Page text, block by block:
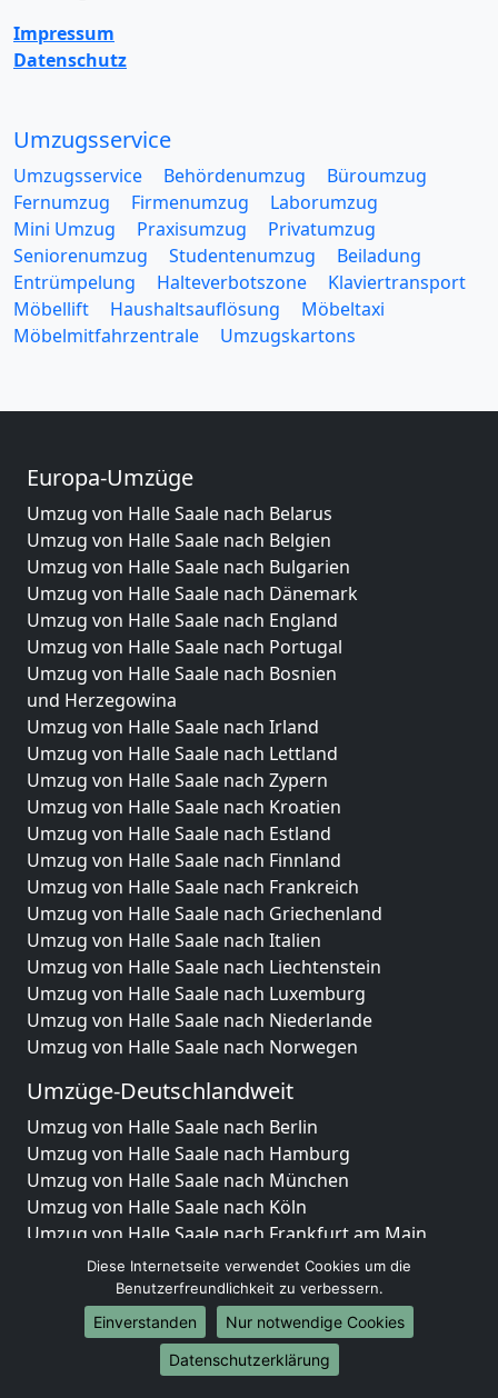
Impressum
Datenschutz
Umzugsservice
Umzugsservice Behördenumzug
Büroumzug
Fernumzug
Firmenumzug
Laborumzug
Mini Umzug
Praxisumzug
Privatumzug
Seniorenumzug
Studentenumzug
Beiladung
Entrümpelung
Halteverbotszone
Klaviertransport
Möbellift
Haushaltsauflösung
Möbeltaxi
Möbelmitfahrzentrale
Umzugskartons
Europa-Umzüge
Umzug von Halle Saale nach Belarus
Umzug von Halle Saale nach Belgien
Umzug von Halle Saale nach Bulgarien
Umzug von Halle Saale nach Dänemark
Umzug von Halle Saale nach England
Umzug von Halle Saale nach Portugal
Umzug von Halle Saale nach Bosnien
und Herzegowina
Umzug von Halle Saale nach Irland
Umzug von Halle Saale nach Lettland
Umzug von Halle Saale nach Zypern
Umzug von Halle Saale nach Kroatien
Umzug von Halle Saale nach Estland
Umzug von Halle Saale nach Finnland
Umzug von Halle Saale nach Frankreich
Umzug von Halle Saale nach Griechenland
Umzug von Halle Saale nach Italien
Umzug von Halle Saale nach Liechtenstein
Umzug von Halle Saale nach Luxemburg
Umzug von Halle Saale nach Niederlande
Umzug von Halle Saale nach Norwegen
Umzüge-Deutschlandweit
Umzug von Halle Saale nach Berlin
Umzug von Halle Saale nach Hamburg
Umzug von Halle Saale nach München
Umzug von Halle Saale nach Köln
Umzug von Halle Saale nach Frankfurt am Main
Umzug von Halle Saale nach Stuttgart
Umzug von Halle Saale nach Düsseldorf
Umzug von Halle Saale nach Leipzig
Umzug von Halle Saale nach Dortmund
Umzug von Halle Saale nach Essen
Diese Internetseite verwendet Cookies um die
Benutzerfreundlichkeit zu verbessern.
Einverstanden
Nur notwendige Cookies
Datenschutzerklärung